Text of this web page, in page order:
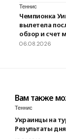
Теннис
Чемпионка
вылетела
обзор и счет
06.08.2026
Вам также
Теннис
Украинцы на
Результаты дня